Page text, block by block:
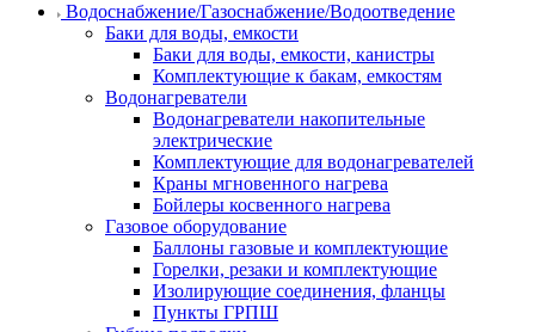
Водоснабжение/Газоснабжение/Водоотведение
Баки для воды, емкости
Баки для воды, емкости, канистры
Комплектующие к бакам, емкостям
Водонагреватели
Водонагреватели накопительные
электрические
Комплектующие для водонагревателей
Краны мгновенного нагрева
Бойлеры косвенного нагрева
Газовое оборудование
Баллоны газовые и комплектующие
Горелки, резаки и комплектующие
Изолирующие соединения, фланцы
Пункты ГРПШ